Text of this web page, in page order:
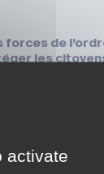
de
les
activate